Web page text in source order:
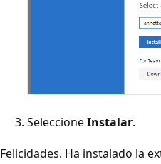
SeleccioneInstalar.
Felicidades. Ha instalado la